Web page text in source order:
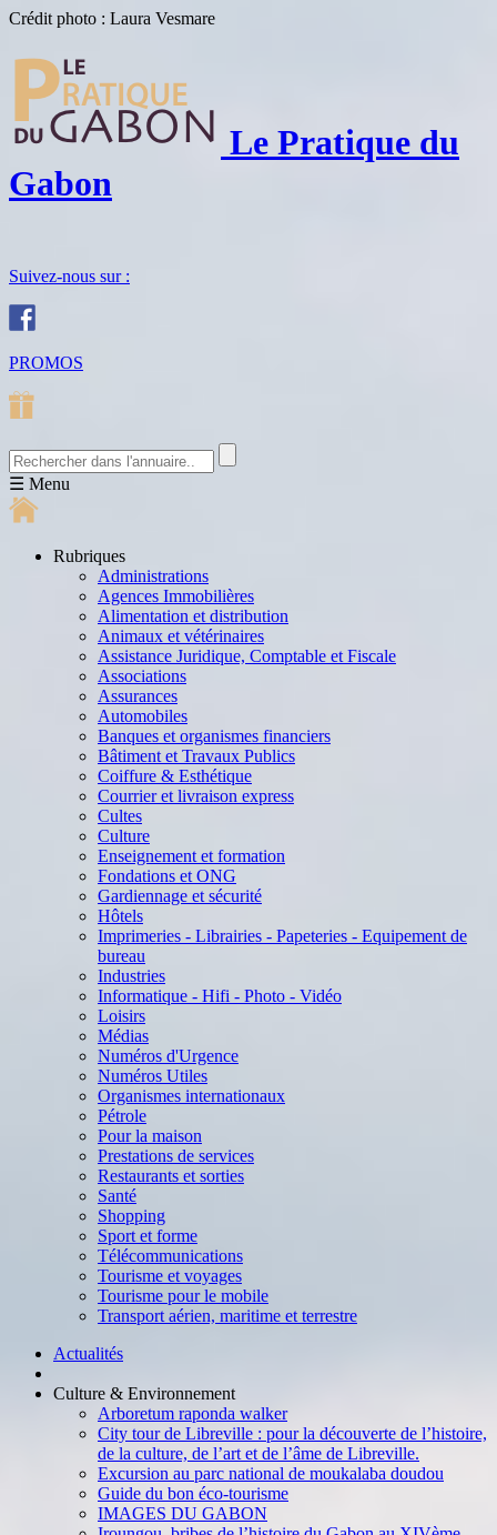
Crédit photo : Laura Vesmare
Le Pratique du
Gabon
Suivez-nous sur :
PROMOS
☰ Menu
Rubriques
Administrations
Agences Immobilières
Alimentation et distribution
Animaux et vétérinaires
Assistance Juridique, Comptable et Fiscale
Associations
Assurances
Automobiles
Banques et organismes financiers
Bâtiment et Travaux Publics
Coiffure & Esthétique
Courrier et livraison express
Cultes
Culture
Enseignement et formation
Fondations et ONG
Gardiennage et sécurité
Hôtels
Imprimeries - Librairies - Papeteries - Equipement de
bureau
Industries
Informatique - Hifi - Photo - Vidéo
Loisirs
Médias
Numéros d'Urgence
Numéros Utiles
Organismes internationaux
Pétrole
Pour la maison
Prestations de services
Restaurants et sorties
Santé
Shopping
Sport et forme
Télécommunications
Tourisme et voyages
Tourisme pour le mobile
Transport aérien, maritime et terrestre
Actualités
Culture & Environnement
Arboretum raponda walker
City tour de Libreville : pour la découverte de l’histoire,
de la culture, de l’art et de l’âme de Libreville.
Excursion au parc national de moukalaba doudou
Guide du bon éco-tourisme
IMAGES DU GABON